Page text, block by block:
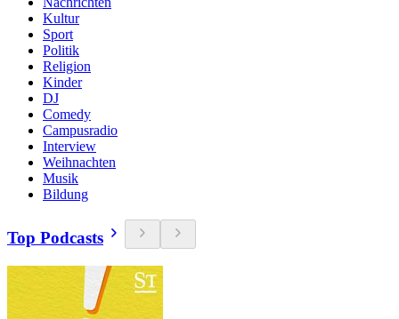
Kultur
Sport
Politik
Religion
Kinder
DJ
Comedy
Campusradio
Interview
Weihnachten
Musik
Bildung
Top Podcasts